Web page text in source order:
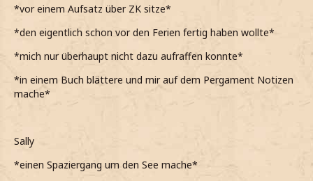
*vor einem Aufsatz über ZK sitze*
*den eigentlich schon vor den Ferien fertig haben wollte*
*mich nur überhaupt nicht dazu aufraffen konnte*
*in einem Buch blättere und mir auf dem Pergament Notizen
mache*
Sally
*einen Spaziergang um den See mache*